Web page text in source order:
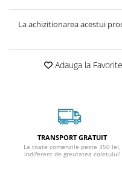
La achizitionarea acestui
Adauga la Favorite
TRANSPORT GRATUIT
La toate comenzile peste 350 lei,
indiferent de greutatea coletului!